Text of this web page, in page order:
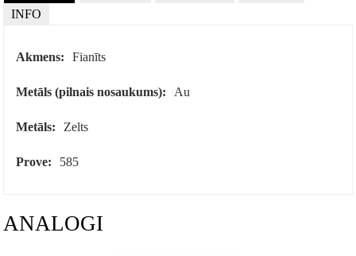
INFO
Akmens: Fianīts
Metāls (pilnais nosaukums): Au
Metāls: Zelts
Prove: 585
ANALOGI